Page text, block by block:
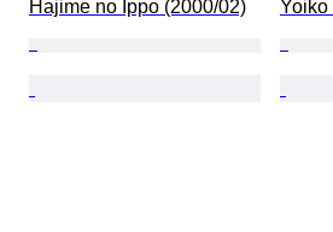
Hajime no Ippo (2000/02) Yoiko